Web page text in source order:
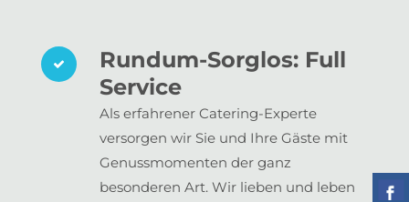
Rundum-Sorglos: Full
Service
Als erfahrener Catering-Experte
versorgen wir Sie und Ihre Gäste mit
Genussmomenten der ganz
besonderen Art. Wir lieben und leben